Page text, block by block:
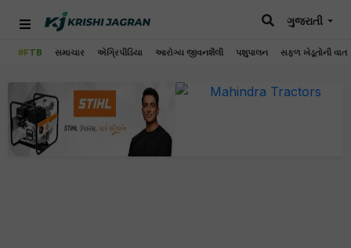
#FTB સમાચાર એગ્રિપીડિયા આરોગ્ય જીવનશૈલી પશુપાલન સફળ ખેડૂતોની વાત
ગુજરાતી